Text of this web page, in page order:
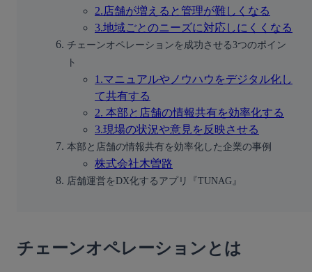
2.店舗が増えると管理が難しくなる
3.地域ごとのニーズに対応しにくくなる
チェーンオペレーションを成功させる3つのポイン
ト
1.マニュアルやノウハウをデジタル化し
て共有する
2. 本部と店舗の情報共有を効率化する
3.現場の状況や意見を反映させる
本部と店舗の情報共有を効率化した企業の事例
株式会社木曽路
店舗運営をDX化するアプリ『TUNAG』
チェーンオペレーションとは